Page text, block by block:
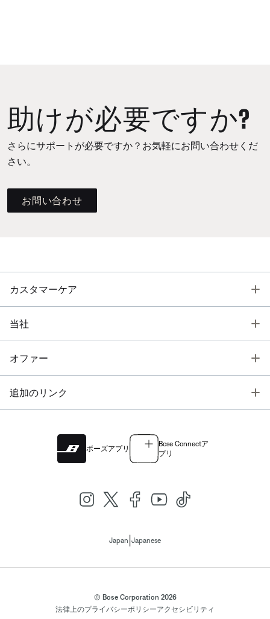
助けが必要ですか?
さらにサポートが必要ですか？お気軽にお問い合わせくだ
さい。
お問い合わせ
カスタマーケア
当社
オファー
追加のリンク
ボーズアプリ
Bose Connectア
プリ
Japan Japanese
© Bose Corporation 2026
法律上のプライバシーポリシーアクセシビリティ